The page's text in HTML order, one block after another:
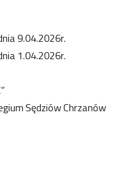
9.04.2026r.
1.04.2026r.
Sędziów Chrzanów